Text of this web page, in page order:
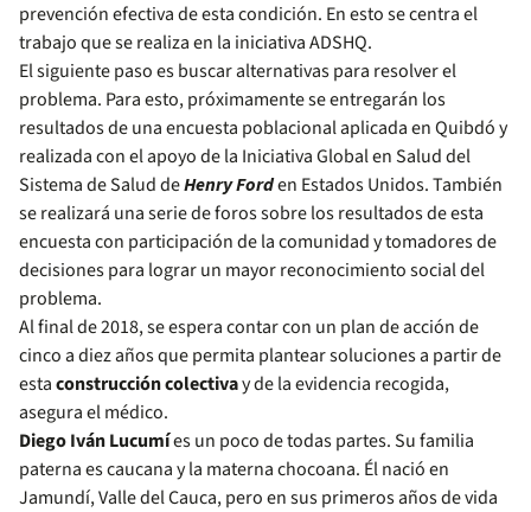
prevención efectiva de esta condición. En esto se centra el
trabajo que se realiza en la iniciativa ADSHQ.
El siguiente paso es buscar alternativas para resolver el
problema. Para esto, próximamente se entregarán los
resultados de una encuesta poblacional aplicada en Quibdó y
realizada con el apoyo de la Iniciativa Global en Salud del
Sistema de Salud deHenry Forden Estados Unidos. También
se realizará una serie de foros sobre los resultados de esta
encuesta con participación de la comunidad y tomadores de
decisiones para lograr un mayor reconocimiento social del
problema.
Al final de 2018, se espera contar con un plan de acción de
cinco a diez años que permita plantear soluciones a partir de
estaconstrucción colectivay de la evidencia recogida,
asegura el médico.
Diego Iván Lucumíes un poco de todas partes. Su familia
paterna es caucana y la materna chocoana. Él nació en
Jamundí, Valle del Cauca, pero en sus primeros años de vida